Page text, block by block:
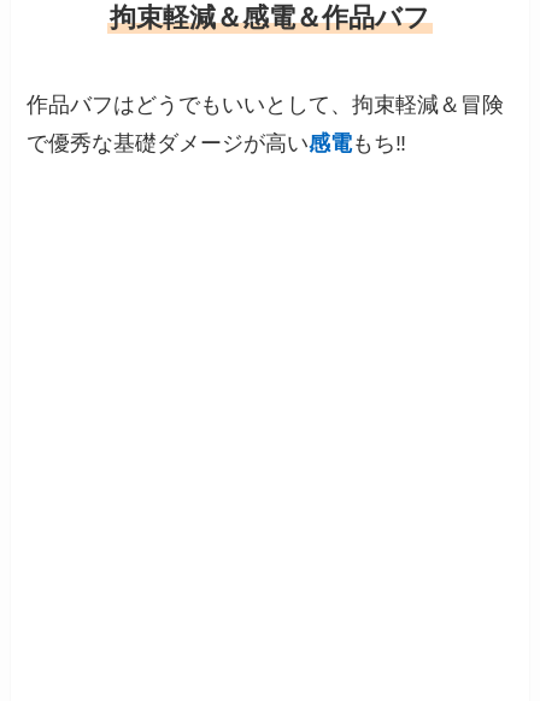
拘束軽減＆感電＆作品バフ
作品バフはどうでもいいとして、拘束軽減＆冒険
で優秀な基礎ダメージが高い感電もち‼